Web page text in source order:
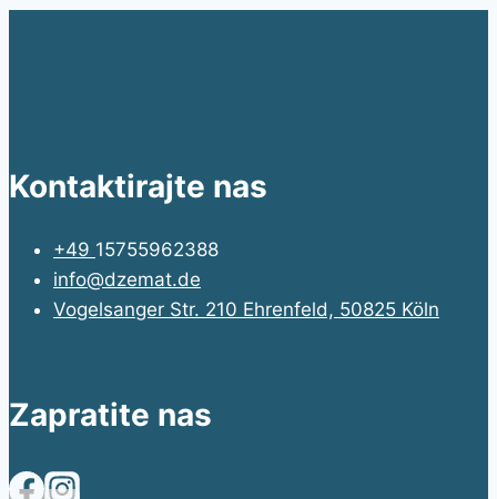
Kontaktirajte nas
+49 15755962388
info@dzemat.de
Vogelsanger Str. 210 Ehrenfeld, 50825 Köln
Zapratite nas